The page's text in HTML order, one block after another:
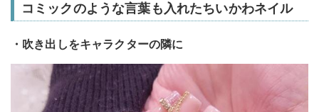
コミックのような言葉も入れたちいかわネイル
・吹き出しをキャラクターの隣に